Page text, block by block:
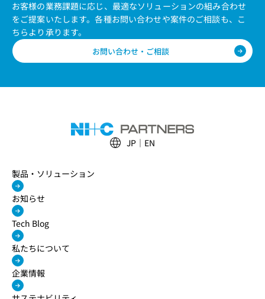
お客様の業務課題に応じ、最適なソリューションの組み合わせ
をご提案いたします。各種お問い合わせや案件のご相談も、こ
ちらより承ります。
お問い合わせ・ご相談
JP EN
製品・ソリューション
お知らせ
Tech Blog
私たちについて
企業情報